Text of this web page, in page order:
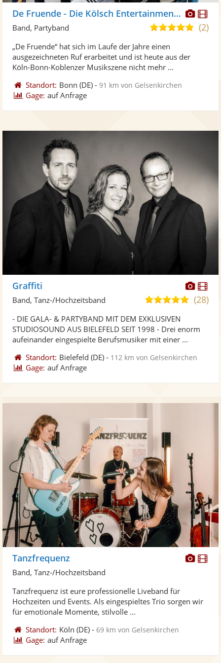
De Fruende - Die Kölsch Entertainment Band
5,0(2)
Band, Partyband
„De Fruende“ hat sich im Laufe der Jahre einen
ausgezeichneten Ruf erarbeitet und ist heute aus der
Köln-Bonn-Koblenzer Musikszene nicht mehr ...
Standort: Bonn (DE) -91 km von Gelsenkirchen
Gage: auf Anfrage
Graffiti
4,9(28)
Band, Tanz-/Hochzeitsband
- DIE GALA- & PARTYBAND MIT DEM EXKLUSIVEN
STUDIOSOUND AUS BIELEFELD SEIT 1998 - Drei enorm
aufeinander eingespielte Berufsmusiker mit einer ...
Standort: Bielefeld (DE) - 112 km von Gelsenkirchen
Gage: auf Anfrage
Tanzfrequenz
Band, Tanz-/Hochzeitsband
Tanzfrequenz ist eure professionelle Liveband für
Hochzeiten und Events. Als eingespieltes Trio sorgen wir
für emotionale Momente, stilvolle ...
Standort: Köln (DE) -69 km von Gelsenkirchen
Gage: auf Anfrage